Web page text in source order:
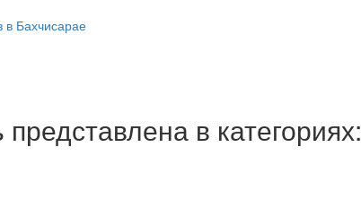
в категориях: